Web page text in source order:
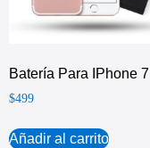
Batería Para IPhone 7
$499
Añadir al carrito